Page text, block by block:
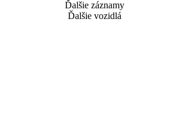
Ďalšie záznamy
Ďalšie vozidlá